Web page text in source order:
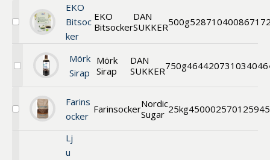
Välj
Bitsocker
EKO
Bitsoc
ker
EKO
Bitsocker
DAN
SUKKER500g52871
Välj
Sirap
Mörk
Sirap
Mörk
Sirap
DAN
SUKKER750g46442
Välj
Farin
Farins
ocker
FarinsockerNordic
Sugar 25kg45000
Lj
u